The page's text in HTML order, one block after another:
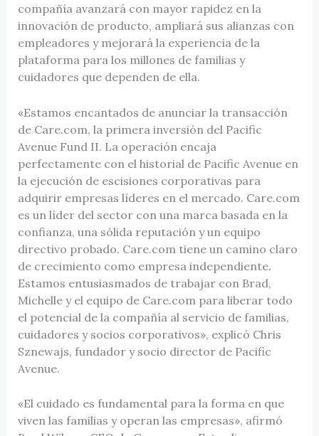
compañía avanzará con mayor rapidez en la
innovación de producto, ampliará sus alianzas con
empleadores y mejorará la experiencia de la
plataforma para los millones de familias y
cuidadores que dependen de ella.
«Estamos encantados de anunciar la transacción
de Care.com, la primera inversión del Pacific
Avenue Fund II. La operación encaja
perfectamente con el historial de Pacific Avenue en
la ejecución de escisiones corporativas para
adquirir empresas líderes en el mercado. Care.com
es un líder del sector con una marca basada en la
confianza, una sólida reputación y un equipo
directivo probado. Care.com tiene un camino claro
de crecimiento como empresa independiente.
Estamos entusiasmados de trabajar con Brad,
Michelle y el equipo de Care.com para liberar todo
el potencial de la compañía al servicio de familias,
cuidadores y socios corporativos», explicó Chris
Sznewajs, fundador y socio director de Pacific
Avenue.
«El cuidado es fundamental para la forma en que
viven las familias y operan las empresas», afirmó